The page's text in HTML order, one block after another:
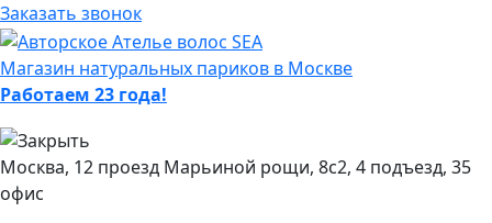
Заказать звонок
Магазин натуральных париков в Москве
Работаем 23 года!
Москва, 12 проезд Марьиной рощи, 8с2, 4 подъезд, 35
офис